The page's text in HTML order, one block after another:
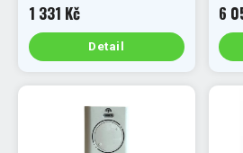
1 331 Kč
Detail
6